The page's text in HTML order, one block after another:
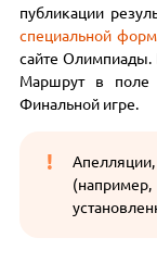
публикации
специальной
сайте Олимпиады.
Маршрут в
Финальной игре.